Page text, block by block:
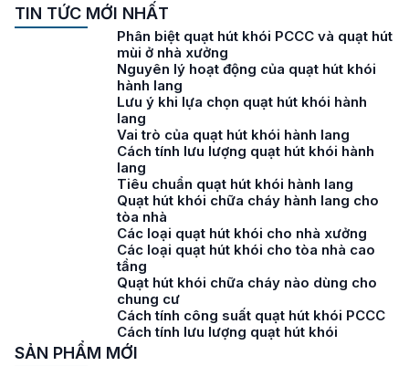
TIN TỨC MỚI NHẤT
Phân biệt quạt hút khói PCCC và quạt hút
mùi ở nhà xưởng
Nguyên lý hoạt động của quạt hút khói
hành lang
Lưu ý khi lựa chọn quạt hút khói hành
lang
Vai trò của quạt hút khói hành lang
Cách tính lưu lượng quạt hút khói hành
lang
Tiêu chuẩn quạt hút khói hành lang
Quạt hút khói chữa cháy hành lang cho
tòa nhà
Các loại quạt hút khói cho nhà xưởng
Các loại quạt hút khói cho tòa nhà cao
tầng
Quạt hút khói chữa cháy nào dùng cho
chung cư
Cách tính công suất quạt hút khói PCCC
Cách tính lưu lượng quạt hút khói
SẢN PHẨM MỚI